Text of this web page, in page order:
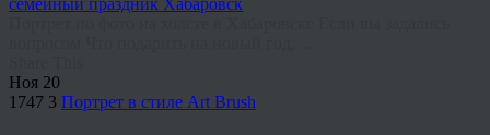
Ноя 20
1747 3 Портрет в стиле Art Brush